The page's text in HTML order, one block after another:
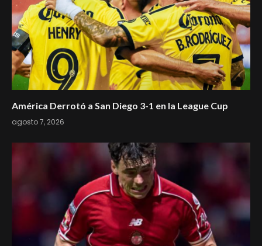
América Derrotó a San Diego 3-1 en la League Cup
agosto 7, 2026